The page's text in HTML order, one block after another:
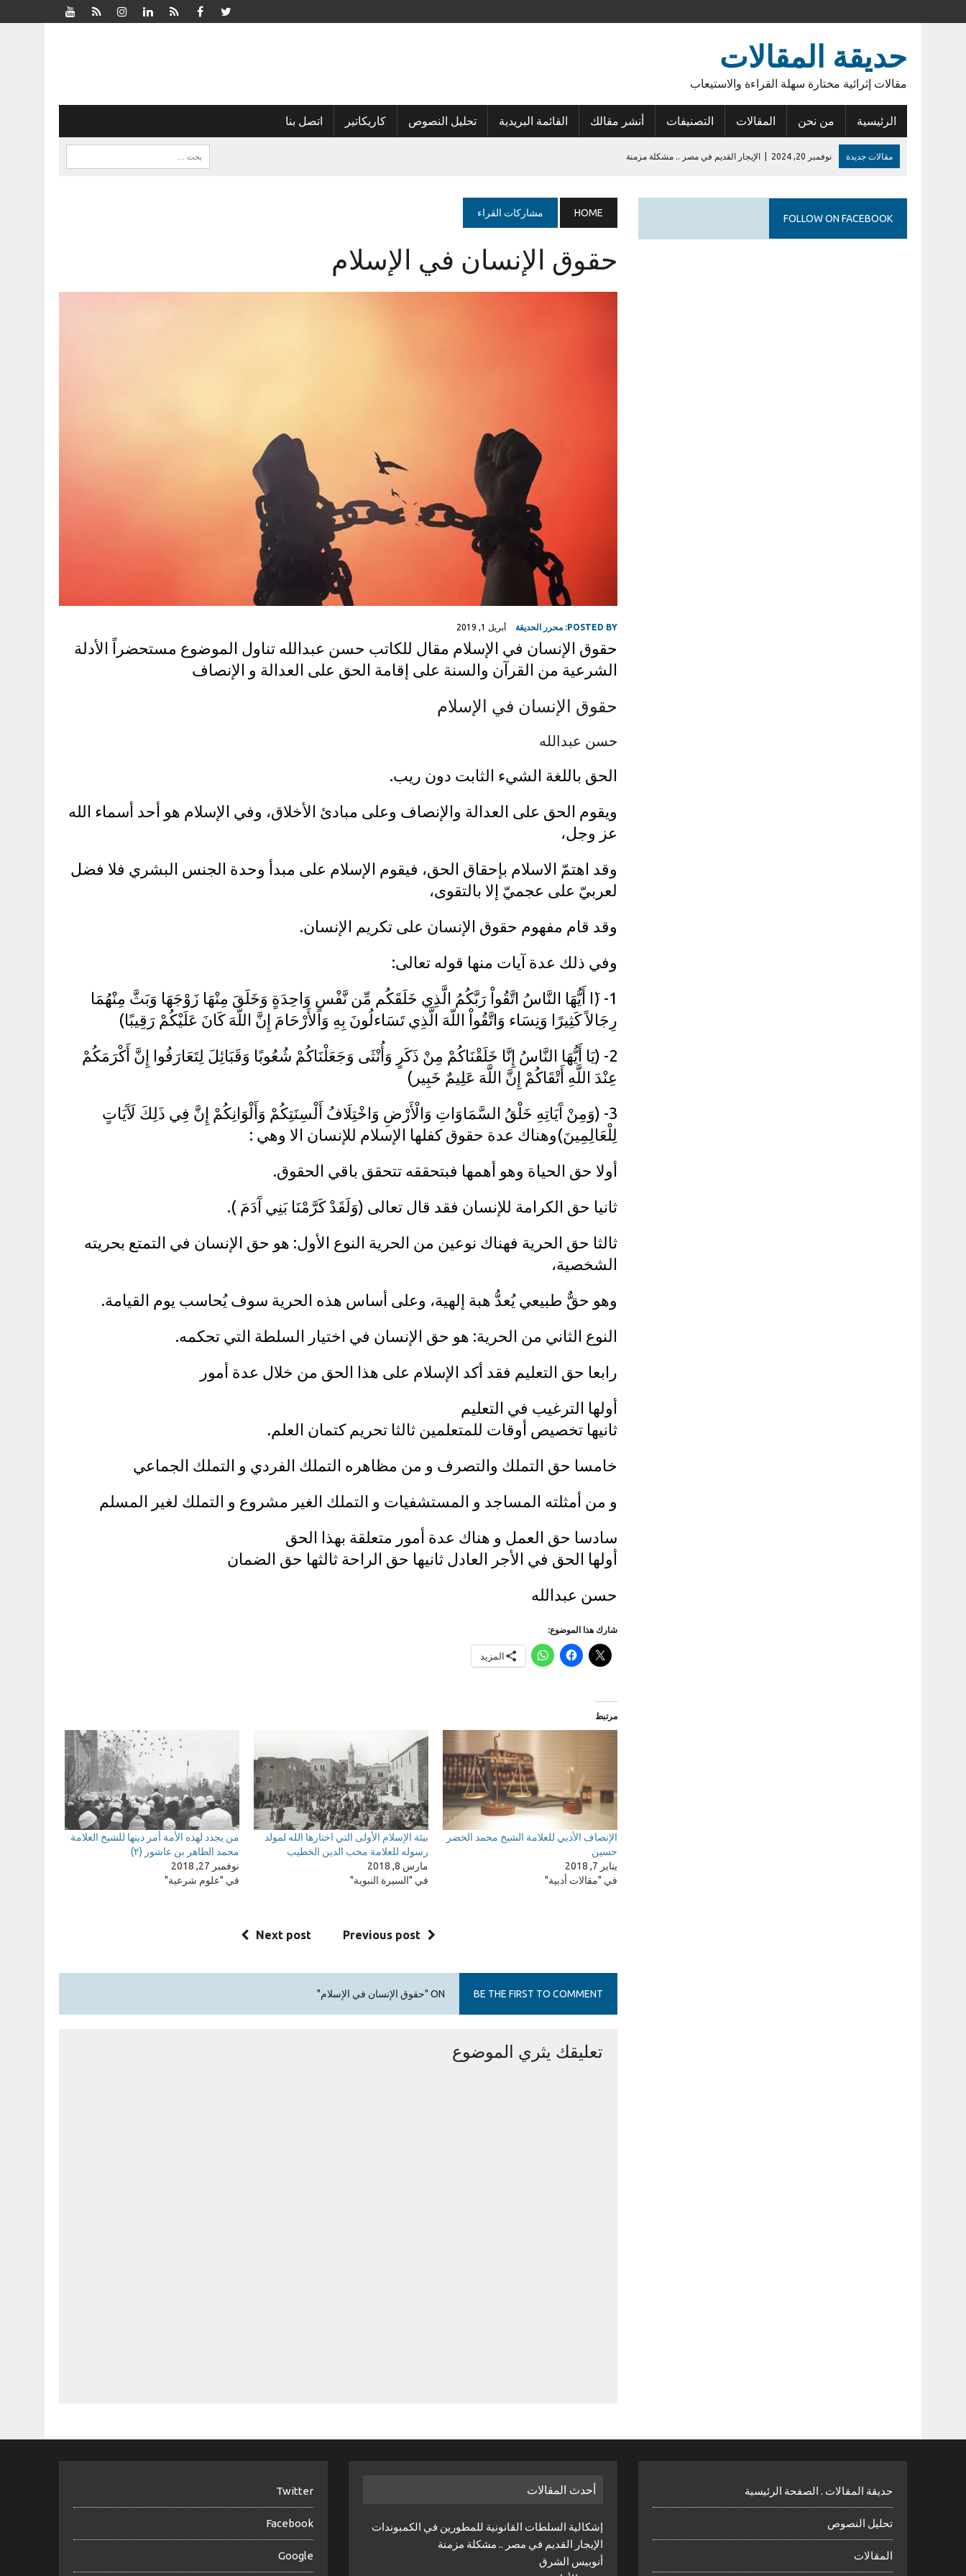
حديقة المقالات
مقالات إثرائية مختارة سهلة القراءة والاستيعاب
الرئيسية من نحن المقالات التصنيفات أنشر مقالك القائمة البريدية تحليل النصوص كاريكاتير اتصل بنا
مقالات جديدة نوفمبر 20, 2024 الإيجار القديم في مصر .. مشكلة مزمنة
HOME مشاركات القراء
حقوق الإنسان في الإسلام
POSTED BY: محرر الحديقة أبريل 1, 2019
حقوق الإنسان في الإسلام مقال للكاتب حسن عبدالله تناول الموضوع مستحضراً الأدلة
الشرعية من القرآن والسنة على إقامة الحق على العدالة و الإنصاف
حقوق الإنسان في الإسلام
حسن عبدالله
الحق باللغة الشيء الثابت دون ريب.
ويقوم الحق على العدالة والإنصاف وعلى مبادئ الأخلاق، وفي الإسلام هو أحد أسماء الله
عز وجل،
وقد اهتمّ الاسلام بإحقاق الحق، فيقوم الإسلام على مبدأ وحدة الجنس البشري فلا فضل
لعربيّ على عجميّ إلا بالتقوى،
وقد قام مفهوم حقوق الإنسان على تكريم الإنسان.
وفي ذلك عدة آيات منها قوله تعالى:
1- (َا أَيُّهَا النَّاسُ اتَّقُواْ رَبَّكُمُ الَّذِي خَلَقَكُم مِّن نَّفْسٍ وَاحِدَةٍ وَخَلَقَ مِنْهَا زَوْجَهَا وَبَثَّ مِنْهُمَا
رِجَالاً كَثِيرًا وَنِسَاء وَاتَّقُواْ اللّهَ الَّذِي تَسَاءلُونَ بِهِ وَالأَرْحَامَ إِنَّ اللّهَ كَانَ عَلَيْكُمْ رَقِيبًا)
2- (يَا أَيُّهَا النَّاسُ إِنَّا خَلَقْنَاكُمْ مِنْ ذَكَرٍ وَأُنْثَى وَجَعَلْنَاكُمْ شُعُوبًا وَقَبَائِلَ لِتَعَارَفُوا إِنَّ أَكْرَمَكُمْ
عِنْدَ اللَّهِ أَتْقَاكُمْ إِنَّ اللَّهَ عَلِيمٌ خَبِير)
3- (وَمِنْ آَيَاتِهِ خَلْقُ السَّمَاوَاتِ وَالْأَرْضِ وَاخْتِلَافُ أَلْسِنَتِكُمْ وَأَلْوَانِكُمْ إِنَّ فِي ذَلِكَ لَآَيَاتٍ
لِلْعَالِمِينَ)وهناك عدة حقوق كفلها الإسلام للإنسان الا وهي :
أولا حق الحياة وهو أهمها فبتحققه تتحقق باقي الحقوق.
ثانيا حق الكرامة للإنسان فقد قال تعالى (وَلَقَدْ كَرَّمْنَا بَنِي آَدَمَ ).
ثالثا حق الحرية فهناك نوعين من الحرية النوع الأول: هو حق الإنسان في التمتع بحريته
الشخصية،
وهو حقٌّ طبيعي يُعدُّ هبة إلهية، وعلى أساس هذه الحرية سوف يُحاسب يوم القيامة.
النوع الثاني من الحرية: هو حق الإنسان في اختيار السلطة التي تحكمه.
رابعا حق التعليم فقد أكد الإسلام على هذا الحق من خلال عدة أمور
أولها الترغيب في التعليم
ثانيها تخصيص أوقات للمتعلمين ثالثا تحريم كتمان العلم.
خامسا حق التملك والتصرف و من مظاهره التملك الفردي و التملك الجماعي
و من أمثلته المساجد و المستشفيات و التملك الغير مشروع و التملك لغير المسلم
سادسا حق العمل و هناك عدة أمور متعلقة بهذا الحق
أولها الحق في الأجر العادل ثانيها حق الراحة ثالثها حق الضمان
حسن عبدالله
شارك هذا الموضوع:
المزيد
مرتبط
الإنصاف الأدبي للعلامة الشيخ محمد الخضر
حسين
يناير 7, 2018
في "مقالات أدبية"
بيئة الإسلام الأولى التي اختارها الله لمولد
رسوله للعلامة محب الدين الخطيب
مارس 8, 2018
في "السيرة النبوية"
من يجدد لهذه الأمة أمر دينها للشيخ العلامة
محمد الطاهر بن عاشور (٢)
نوفمبر 27, 2018
في "علوم شرعية"
Previous post
Next post
BE THE FIRST TO COMMENT ON "حقوق الإنسان في الإسلام"
تعليقك يثري الموضوع
FOLLOW ON FACEBOOK
حديقة المقالات . الصفحة الرئيسية
تحليل النصوص
المقالات
أحدث المقالات
إشكالية السلطات القانونية للمطورين في الكمبوندات
الإيجار القديم في مصر .. مشكلة مزمنة
أنوبيس الشرق
Twitter
Facebook
Google